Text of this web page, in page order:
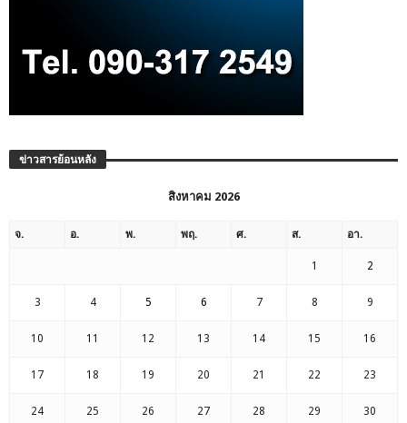
ข่าวสารย้อนหลัง
สิงหาคม 2026
จ. อ. พ. พฤ. ศ. ส. อา.
1 2
3 4 5 6 7 8 9
10 11 12 13 14 15 16
17 18 19 20 21 22 23
24 25 26 27 28 29 30